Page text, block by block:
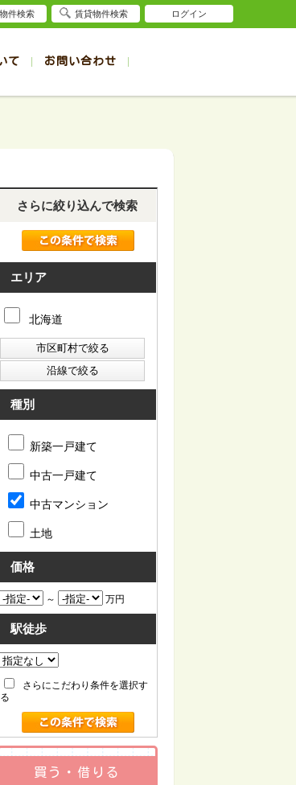
広の2K～2LDK賃貸
広の3K～3LDK賃貸
広の4K以上賃貸
川の2K～2LDK賃貸
川の3K～3LDK賃貸
川の4K以上賃貸
て お問い合わせ
さらに絞り込んで検索
エリア
北海道
種別
新築一戸建て
中古一戸建て
中古マンション
土地
価格
～ 万円
駅徒歩
さらにこだわり条件を選択す
る
買う・借りる
件検索 賃貸物件検索 ログイン